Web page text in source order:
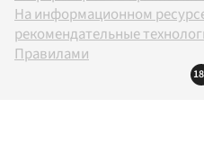
На информационном
рекомендательные
Правилами